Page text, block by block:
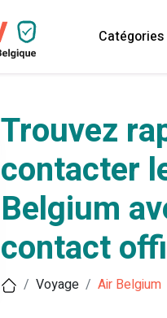
Catégories
Trouvez
contacter
Belgium
contact
Voyage Air Belgium